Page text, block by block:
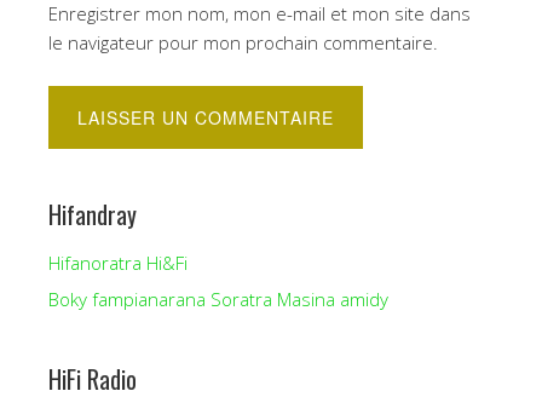
Enregistrer mon nom, mon e-mail et mon site dans
le navigateur pour mon prochain commentaire.
Hifandray
Hifanoratra Hi&Fi
Boky fampianarana Soratra Masina amidy
HiFi Radio